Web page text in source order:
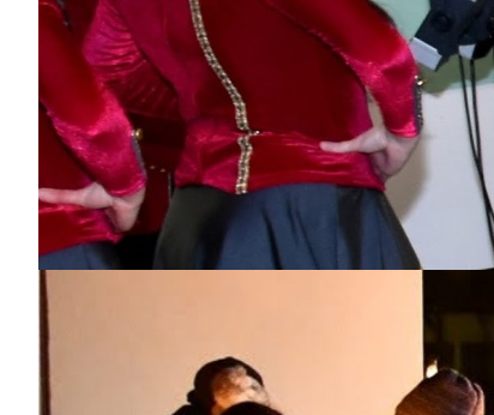
Aktuelle Saison
Fotobox Hofball